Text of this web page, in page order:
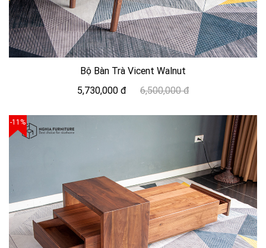
Bộ Bàn Trà Vicent Walnut
5,730,000 đ
6,500,000 đ
-11%